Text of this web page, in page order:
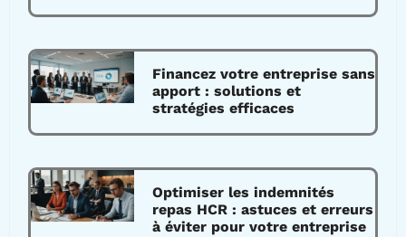
Financez votre entreprise sans
apport : solutions et
stratégies efficaces
Optimiser les indemnités
repas HCR : astuces et erreurs
à éviter pour votre entreprise